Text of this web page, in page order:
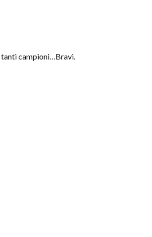
tanti campioni…Bravi.